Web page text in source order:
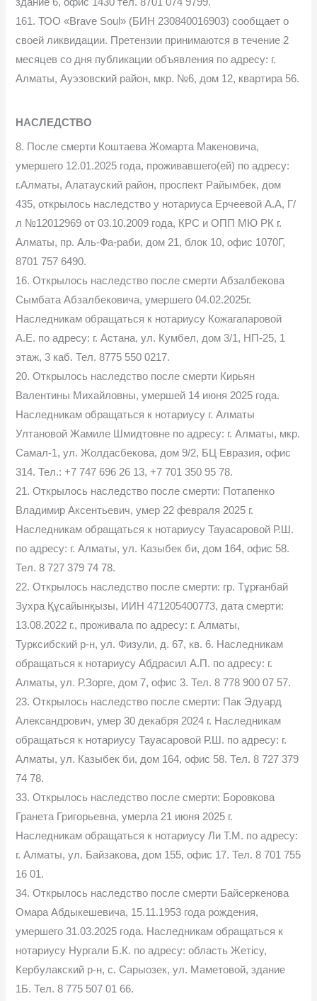
здание 6, офис 1430 тел. 8701 074 9799.
161. ТОО «Brave Soul» (БИН 230840016903) сообщает о
своей ликвидации. Претензии принимаются в течение 2
месяцев со дня публикации объявления по адресу: г.
Алматы, Ауэзовский район, мкр. №6, дом 12, квартира 56.
НАСЛЕДСТВО
8. После смерти Коштаева Жомарта Макеновича,
умершего 12.01.2025 года, проживавшего(ей) по адресу:
г.Алматы, Алатауский район, проспект Райымбек, дом
435, открылось наследство у нотариуса Ерчеевой А.А, Г/
л №12012969 от 03.10.2009 года, КРС и ОПП МЮ РК г.
Алматы, пр. Аль-Фа-раби, дом 21, блок 10, офис 1070Г,
8701 757 6490.
16. Открылось наследство после смерти Абзалбекова
Сымбата Абзалбековича, умершего 04.02.2025г.
Наследникам обращаться к нотариусу Кожагапаровой
А.Е. по адресу: г. Астана, ул. Кумбел, дом 3/1, НП-25, 1
этаж, 3 каб. Тел. 8775 550 0217.
20. Открылось наследство после смерти Кирьян
Валентины Михайловны, умершей 14 июня 2025 года.
Наследникам обращаться к нотариусу г. Алматы
Ултановой Жамиле Шмидтовне по адресу: г. Алматы, мкр.
Самал-1, ул. Жолдасбекова, дом 9/2, БЦ Евразия, офис
314. Тел.: +7 747 696 26 13, +7 701 350 95 78.
21. Открылось наследство после смерти: Потапенко
Владимир Аксентьевич, умер 22 февраля 2025 г.
Наследникам обращаться к нотариусу Тауасаровой Р.Ш.
по адресу: г. Алматы, ул. Казыбек би, дом 164, офис 58.
Тел. 8 727 379 74 78.
22. Открылось наследство после смерти: гр. Тұрғанбай
Зухра Құсайынқызы, ИИН 471205400773, дата смерти:
13.08.2022 г., проживала по адресу: г. Алматы,
Турксибский р-н, ул. Физули, д. 67, кв. 6. Наследникам
обращаться к нотариусу Абдрасил А.П. по адресу: г.
Алматы, ул. Р.Зорге, дом 7, офис 3. Тел. 8 778 900 07 57.
23. Открылось наследство после смерти: Пак Эдуард
Александрович, умер 30 декабря 2024 г. Наследникам
обращаться к нотариусу Тауасаровой Р.Ш. по адресу: г.
Алматы, ул. Казыбек би, дом 164, офис 58. Тел. 8 727 379
74 78.
33. Открылось наследство после смерти: Боровкова
Гранета Григорьевна, умерла 21 июня 2025 г.
Наследникам обращаться к нотариусу Ли Т.М. по адресу:
г. Алматы, ул. Байзакова, дом 155, офис 17. Тел. 8 701 755
16 01.
34. Открылось наследство после смерти Байсеркенова
Омара Абдыкешевича, 15.11.1953 года рождения,
умершего 31.03.2025 года. Наследникам обращаться к
нотариусу Нургали Б.К. по адресу: область Жетісу,
Кербулакский р-н, с. Сарыозек, ул. Маметовой, здание
1Б. Тел. 8 775 507 01 66.